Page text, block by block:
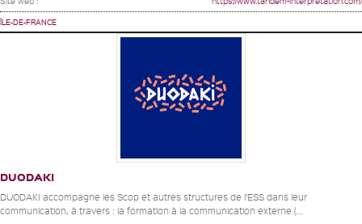
ÎLE-DE-FRANCE
DUODAKI
DUODAKI accompagne les Scop et autres structures de l’ESS dans leur
communication, à travers : la formation à la communication externe (...